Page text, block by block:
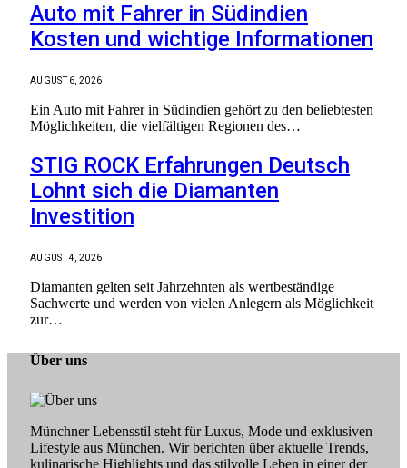
Auto mit Fahrer in Südindien
Kosten und wichtige Informationen
AUGUST 6, 2026
Ein Auto mit Fahrer in Südindien gehört zu den beliebtesten
Möglichkeiten, die vielfältigen Regionen des…
STIG ROCK Erfahrungen Deutsch
Lohnt sich die Diamanten
Investition
AUGUST 4, 2026
Diamanten gelten seit Jahrzehnten als wertbeständige
Sachwerte und werden von vielen Anlegern als Möglichkeit
zur…
Über uns
Münchner Lebensstil steht für Luxus, Mode und exklusiven
Lifestyle aus München. Wir berichten über aktuelle Trends,
kulinarische Highlights und das stilvolle Leben in einer der